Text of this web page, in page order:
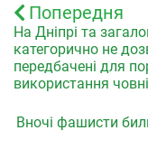
Попередня
На Дніпрі та
категорично не
передбачені для
використання
Вночі фашисти